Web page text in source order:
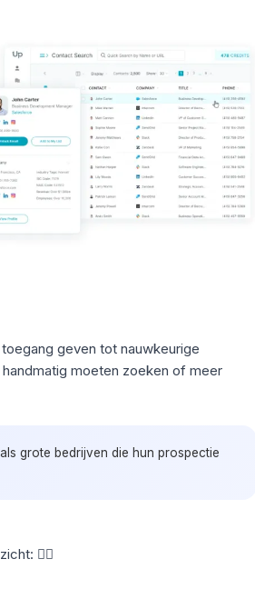
geven tot nauwkeurige
moeten zoeken of meer
grote bedrijven die hun prospectie
👇🏼